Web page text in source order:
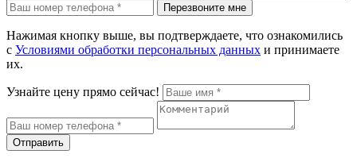
Перезвоните мне
Нажимая кнопку выше, вы подтверждаете, что ознакомились
с Условиями обработки персональных данных и принимаете
их.
Узнайте цену прямо сейчас!
Отправить